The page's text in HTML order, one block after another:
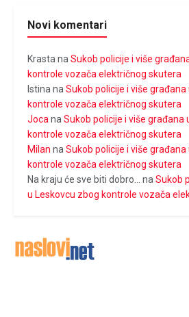
Novi komentari
KrastanaSukob policije i više
kontrole vozača električnog skutera
IstinanaSukob policije i više
kontrole vozača električnog skutera
JocanaSukob policije i više građana
kontrole vozača električnog skutera
Milan naSukob policije i više
kontrole vozača električnog skutera
Na kraju će sve biti dobro... naSukob
u Leskovcu zbog kontrole vozača